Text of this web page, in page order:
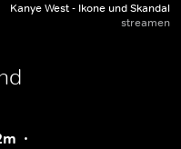
Kanye West - Ikone und Skandal
streamen